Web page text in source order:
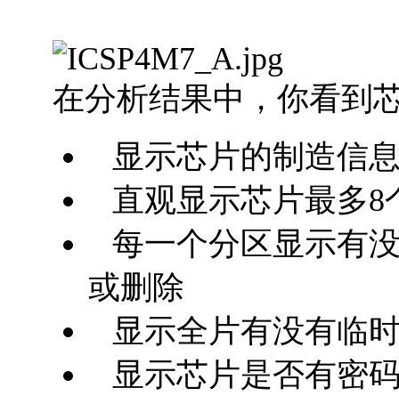
在分析结果中，你看到
显示芯片的制造信
直观显示芯片最多8
每一个分区显示有
或删除
显示全片有没有临
显示芯片是否有密